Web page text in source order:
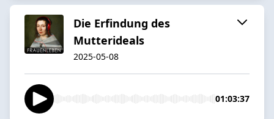
Die Erfindung des
Mutterideals
2025-05-08
01:03:37